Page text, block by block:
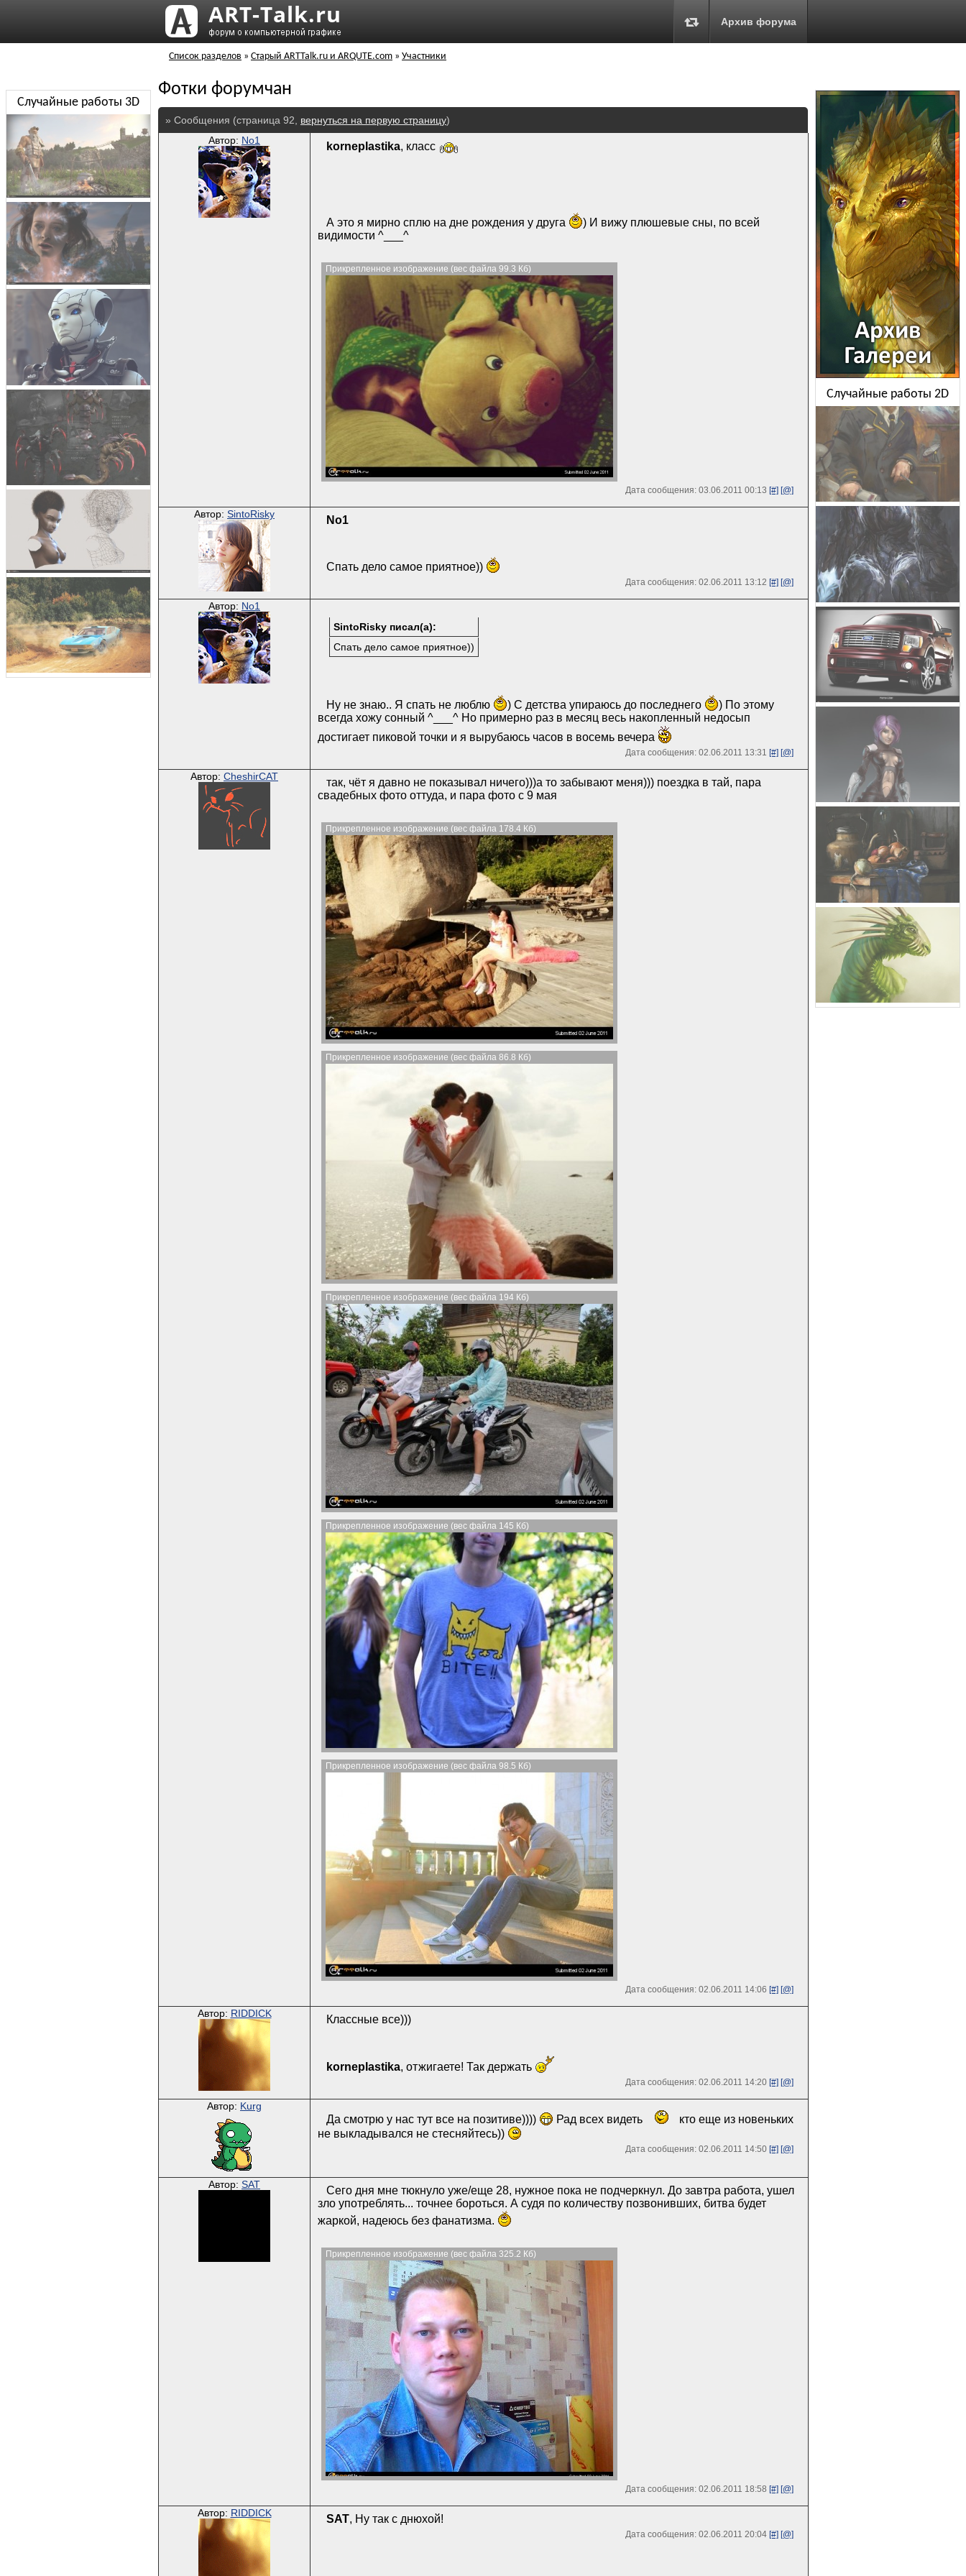
Архив форума
Список разделов » Старый ARTTalk.ru и ARQUTE.com » Участники
Фотки форумчан
» Сообщения (страница 92, вернуться на первую страницу)
Автор: No1 korneplastika, класс
А это я мирно сплю на дне рождения у друга
) И вижу плюшевые сны, по всей
видимости ^___^
Прикрепленное изображение (вес файла 99.3 Кб)
Дата сообщения: 03.06.2011 00:13 [#] [@]
Автор: SintoRisky No1
Спать дело самое приятное))
Дата сообщения: 02.06.2011 13:12 [#] [@]
Автор: No1
SintoRisky писал(а):
Спать дело самое приятное))
Ну не знаю.. Я спать не люблю ) С детства упираюсь до последнего
) По этому
всегда хожу сонный ^___^ Но примерно раз в месяц весь накопленный недосып
достигает пиковой точки и я вырубаюсь часов в восемь вечера
Дата сообщения: 02.06.2011 13:31 [#] [@]
Автор: CheshirCAT
так, чёт я давно не показывал ничего)))а то забывают меня))) поездка в тай, пара
свадебных фото оттуда, и пара фото с 9 мая
Прикрепленное изображение (вес файла 178.4 Кб)
Прикрепленное изображение (вес файла 86.8 Кб)
Прикрепленное изображение (вес файла 194 Кб)
Прикрепленное изображение (вес файла 145 Кб)
Прикрепленное изображение (вес файла 98.5 Кб)
Дата сообщения: 02.06.2011 14:06 [#] [@]
Автор: RIDDICK Классные все)))
korneplastika, отжигаете! Так держать
Дата сообщения: 02.06.2011 14:20 [#] [@]
Автор: Kurg
Да смотрю у нас тут все на позитиве)))) Рад всех видеть
кто еще из новеньких
не выкладывался не стесняйтесь))
Дата сообщения: 02.06.2011 14:50 [#] [@]
Автор: SAT
Сего дня мне тюкнуло уже/еще 28, нужное пока не подчеркнул. До завтра работа, ушел
зло употреблять... точнее бороться. А судя по количеству позвонивших, битва будет
жаркой, надеюсь без фанатизма.
Прикрепленное изображение (вес файла 325.2 Кб)
Дата сообщения: 02.06.2011 18:58 [#] [@]
Автор: RIDDICK SAT, Ну так с днюхой!
Дата сообщения: 02.06.2011 20:04 [#] [@]
Случайные работы 3D
Случайные работы 2D